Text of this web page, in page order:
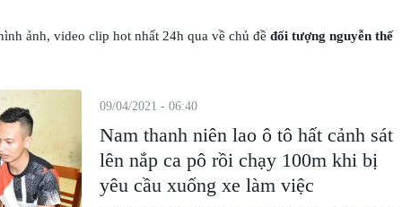
ảnh, video clip hot nhất 24h qua về chủ đề đối tượng nguyễn thế
Nam thanh niên lao ô tô hất cảnh sát
lên nắp ca pô rồi chạy 100m khi bị
yêu cầu xuống xe làm việc
09/04/2021 - 06:40